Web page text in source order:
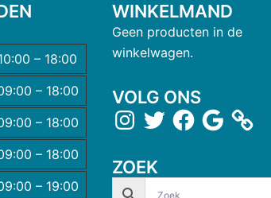
– 18:00
– 18:00
– 18:00
– 18:00
– 19:00
WINKELMAND
Geen producten in de
winkelwagen.
VOLG ONS
ZOEK